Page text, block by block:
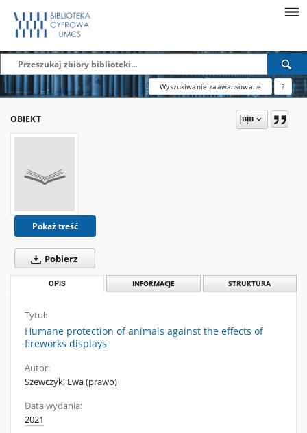
Wyszukiwanie zaawansowane ?
OBIEKT
Pokaż treść
Pobierz
OPIS INFORMACJE STRUKTURA
Tytuł:
Humane protection of animals against the effects of
fireworks displays
Autor:
Szewczyk, Ewa (prawo)
Data wydania:
2021